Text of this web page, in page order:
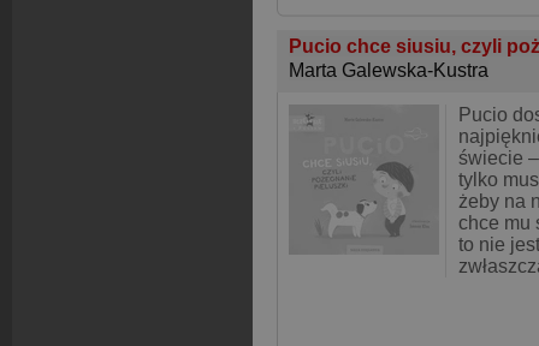
Pucio chce siusiu, czyli
Marta Galewska-Kustra
Pucio
świecie
tylko
żeby na
chce mu
to nie